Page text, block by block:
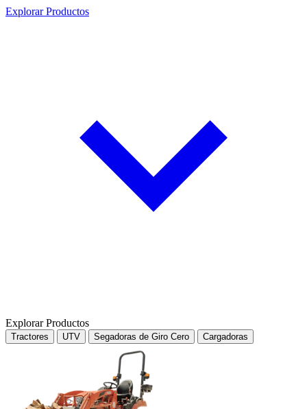
Explorar Productos
Explorar Productos
Tractores UTV Segadoras de Giro Cero Cargadoras